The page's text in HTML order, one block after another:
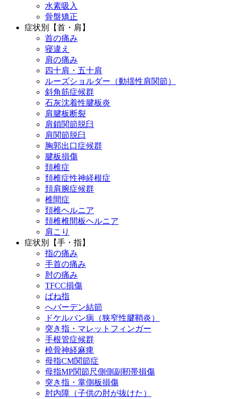
水素吸入
骨盤矯正
症状別【首・肩】
首の痛み
寝違え
肩の痛み
四十肩・五十肩
ルーズショルダー（動揺性肩関節）
斜角筋症候群
石灰沈着性腱板炎
肩腱板断裂
肩鎖関節脱臼
肩関節脱臼
胸郭出口症候群
腱板損傷
頚椎症
頚椎症性神経根症
頚肩腕症候群
椎間症
頚椎ヘルニア
頚椎椎間板ヘルニア
肩こり
症状別【手・指】
指の痛み
手首の痛み
肘の痛み
TFCC損傷
ばね指
へバーデン結節
ドケルバン病（狭窄性腱鞘炎）
突き指・マレットフィンガー
手根管症候群
橈骨神経麻痺
母指CM関節症
母指MP関節尺側側副靭帯損傷
突き指・掌側板損傷
肘内障（子供の肘が抜けた）